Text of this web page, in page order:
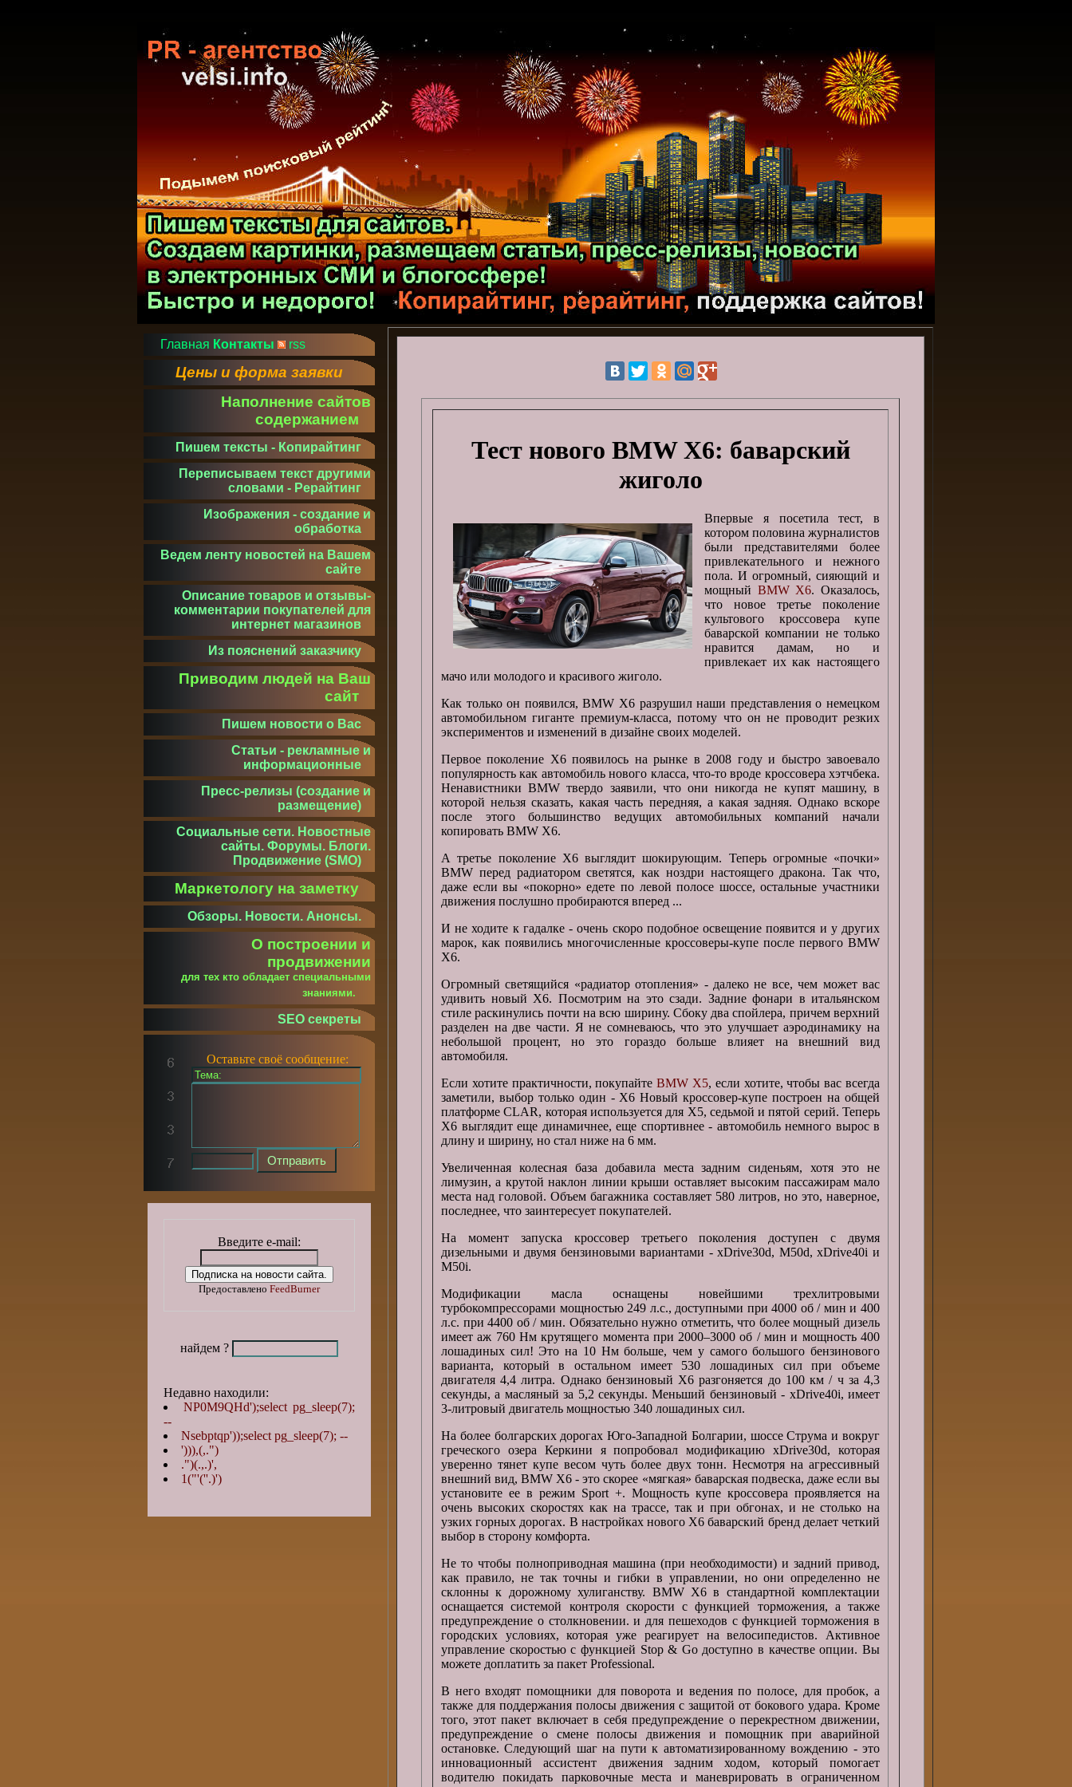
Тест нового BMW X6: баварский
жиголо
Впервые я посетила тест, в
котором половина журналистов
были представителями более
привлекательного и нежного
пола. И огромный, сияющий и
мощный BMW X6. Оказалось,
что новое третье поколение
культового кроссовера купе
баварской компании не только
нравится дамам, но и
привлекает их как настоящего
мачо или молодого и красивого жиголо.
Как только он появился, BMW X6 разрушил наши представления о немецком
автомобильном гиганте премиум-класса, потому что он не проводит резких
экспериментов и изменений в дизайне своих моделей.
Первое поколение X6 появилось на рынке в 2008 году и быстро завоевало
популярность как автомобиль нового класса, что-то вроде кроссовера хэтчбека.
Ненавистники BMW твердо заявили, что они никогда не купят машину, в
которой нельзя сказать, какая часть передняя, а какая задняя. Однако вскоре
после этого большинство ведущих автомобильных компаний начали
копировать BMW X6.
А третье поколение X6 выглядит шокирующим. Теперь огромные «почки»
BMW перед радиатором светятся, как ноздри настоящего дракона. Так что,
даже если вы «покорно» едете по левой полосе шоссе, остальные участники
движения послушно пробираются вперед ...
И не ходите к гадалке - очень скоро подобное освещение появится и у других
марок, как появились многочисленные кроссоверы-купе после первого BMW
X6.
Огромный светящийся «радиатор отопления» - далеко не все, чем может вас
удивить новый X6. Посмотрим на это сзади. Задние фонари в итальянском
стиле раскинулись почти на всю ширину. Сбоку два спойлера, причем верхний
разделен на две части. Я не сомневаюсь, что это улучшает аэродинамику на
небольшой процент, но это гораздо больше влияет на внешний вид
автомобиля.
Если хотите практичности, покупайтеBMW X5, если хотите, чтобы вас всегда
заметили, выбор только один - X6 Новый кроссовер-купе построен на общей
платформе CLAR, которая используется для X5, седьмой и пятой серий. Теперь
X6 выглядит еще динамичнее, еще спортивнее - автомобиль немного вырос в
длину и ширину, но стал ниже на 6 мм.
Увеличенная колесная база добавила места задним сиденьям, хотя это не
лимузин, а крутой наклон линии крыши оставляет высоким пассажирам мало
места над головой. Объем багажника составляет 580 литров, но это, наверное,
последнее, что заинтересует покупателей.
На момент запуска кроссовер третьего поколения доступен с двумя
дизельными и двумя бензиновыми вариантами - xDrive30d, M50d, xDrive40i и
M50i.
Модификации масла оснащены новейшими трехлитровыми
турбокомпрессорами мощностью 249 л.с., доступными при 4000 об / мин и 400
л.с. при 4400 об / мин. Обязательно нужно отметить, что более мощный дизель
имеет аж 760 Нм крутящего момента при 2000–3000 об / мин и мощность 400
лошадиных сил! Это на 10 Нм больше, чем у самого большого бензинового
варианта, который в остальном имеет 530 лошадиных сил при объеме
двигателя 4,4 литра. Однако бензиновый X6 разгоняется до 100 км / ч за 4,3
секунды, а масляный за 5,2 секунды. Меньший бензиновый - xDrive40i, имеет
3-литровый двигатель мощностью 340 лошадиных сил.
На более болгарских дорогах Юго-Западной Болгарии, шоссе Струма и вокруг
греческого озера Керкини я попробовал модификацию xDrive30d, которая
уверенно тянет купе весом чуть более двух тонн. Несмотря на агрессивный
внешний вид, BMW X6 - это скорее «мягкая» баварская подвеска, даже если вы
установите ее в режим Sport +. Мощность купе кроссовера проявляется на
очень высоких скоростях как на трассе, так и при обгонах, и не столько на
узких горных дорогах. В настройках нового X6 баварский бренд делает четкий
выбор в сторону комфорта.
Не то чтобы полноприводная машина (при необходимости) и задний привод,
как правило, не так точны и гибки в управлении, но они определенно не
склонны к дорожному хулиганству. BMW X6 в стандартной комплектации
оснащается системой контроля скорости с функцией торможения, а также
предупреждение о столкновении. и для пешеходов с функцией торможения в
городских условиях, которая уже реагирует на велосипедистов. Активное
управление скоростью с функцией Stop & Go доступно в качестве опции. Вы
можете доплатить за пакет Professional.
В него входят помощники для поворота и ведения по полосе, для пробок, а
также для поддержания полосы движения с защитой от бокового удара. Кроме
того, этот пакет включает в себя предупреждение о перекрестном движении,
предупреждение о смене полосы движения и помощник при аварийной
остановке. Следующий шаг на пути к автоматизированному вождению - это
инновационный ассистент движения задним ходом, который помогает
водителю покидать парковочные места и маневрировать в ограниченном
Главная Контакты rss
Цены и форма заявки
Наполнение сайтов
содержанием
Пишем тексты - Копирайтинг
Переписываем текст другими
словами - Рерайтинг
Изображения - создание и
обработка
Ведем ленту новостей на Вашем
сайте
Описание товаров и отзывы-
комментарии покупателей для
интернет магазинов
Из пояснений заказчику
Приводим людей на Ваш
сайт
Пишем новости о Вас
Статьи - рекламные и
информационные
Пресс-релизы (создание и
размещение)
Социальные сети. Новостные
сайты. Форумы. Блоги.
Продвижение (SMO)
Маркетологу на заметку
Обзоры. Новости. Анонсы.
О построении и
продвижении
для тех кто обладает специальными
знаниями.
SEO секреты
Оставьте своё сообщение:
Введите e-mail:
Предоставлено FeedBurner
найдем ?
Недавно находили:
NP0M9QHd');select pg_sleep(7);
--
Nsebptqp'));select pg_sleep(7); --
'))),(,.")
.")(.,.)',
1("'(''.)')